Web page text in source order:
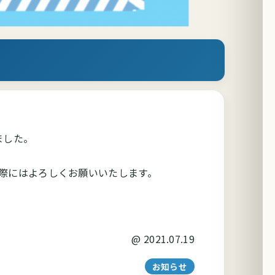
た。
はよろしくお願いいたします。
@ 2021.07.19
お知らせ